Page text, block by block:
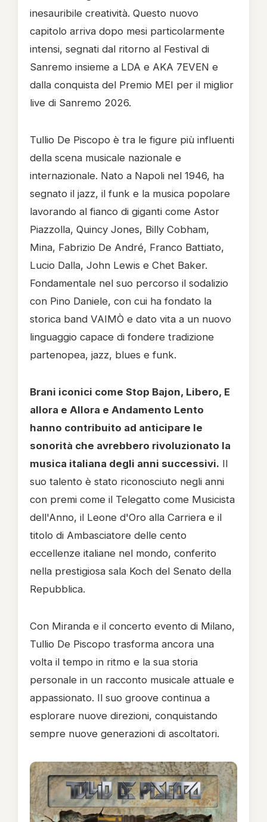
inesauribile creatività. Questo nuovo
capitolo arriva dopo mesi particolarmente
intensi, segnati dal ritorno al Festival di
Sanremo insieme a LDA e AKA 7EVEN e
dalla conquista del Premio MEI per il miglior
live di Sanremo 2026.
Tullio De Piscopo è tra le figure più influenti
della scena musicale nazionale e
internazionale. Nato a Napoli nel 1946, ha
segnato il jazz, il funk e la musica popolare
lavorando al fianco di giganti come Astor
Piazzolla, Quincy Jones, Billy Cobham,
Mina, Fabrizio De André, Franco Battiato,
Lucio Dalla, John Lewis e Chet Baker.
Fondamentale nel suo percorso il sodalizio
con Pino Daniele, con cui ha fondato la
storica band VAIMÒ e dato vita a un nuovo
linguaggio capace di fondere tradizione
partenopea, jazz, blues e funk.
Brani iconici come Stop Bajon, Libero, E
allora e Allora e Andamento Lento
hanno contribuito ad anticipare le
sonorità che avrebbero rivoluzionato la
musica italiana degli anni successivi. Il
suo talento è stato riconosciuto negli anni
con premi come il Telegatto come Musicista
dell'Anno, il Leone d'Oro alla Carriera e il
titolo di Ambasciatore delle cento
eccellenze italiane nel mondo, conferito
nella prestigiosa sala Koch del Senato della
Repubblica.
Con Miranda e il concerto evento di Milano,
Tullio De Piscopo trasforma ancora una
volta il tempo in ritmo e la sua storia
personale in un racconto musicale attuale e
appassionato. Il suo groove continua a
esplorare nuove direzioni, conquistando
sempre nuove generazioni di ascoltatori.